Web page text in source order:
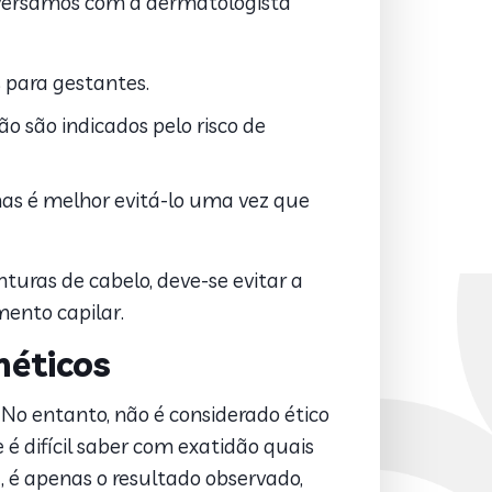
gestantes.
são indicados pelo risco de
é melhor evitá-lo uma vez que
de cabelo, deve-se evitar a
capilar.
entanto, não é considerado ético
é difícil saber com exatidão quais
apenas o resultado observado,